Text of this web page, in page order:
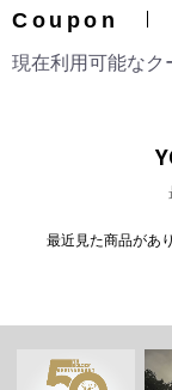
お買
Coupon
現在利用可能なク
最近見た商品があ